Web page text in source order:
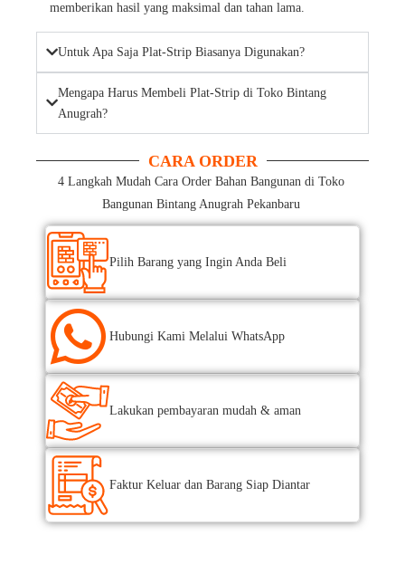
memberikan hasil yang maksimal dan tahan lama.
Untuk Apa Saja Plat-Strip Biasanya Digunakan?
Mengapa Harus Membeli Plat-Strip di Toko Bintang
Anugrah?
CARA ORDER
4 Langkah Mudah Cara Order Bahan Bangunan di Toko
Bangunan Bintang Anugrah Pekanbaru
Pilih Barang yang Ingin Anda Beli
Hubungi Kami Melalui WhatsApp
Lakukan pembayaran mudah & aman
Faktur Keluar dan Barang Siap Diantar